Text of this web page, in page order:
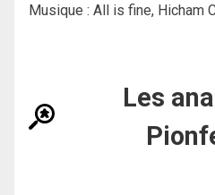
Musique : All is fine, Hicham
Les